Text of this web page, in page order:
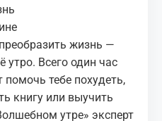
жизнь —
утро. Всего один час
тебе похудеть,
книгу или выучить
утре» эксперт